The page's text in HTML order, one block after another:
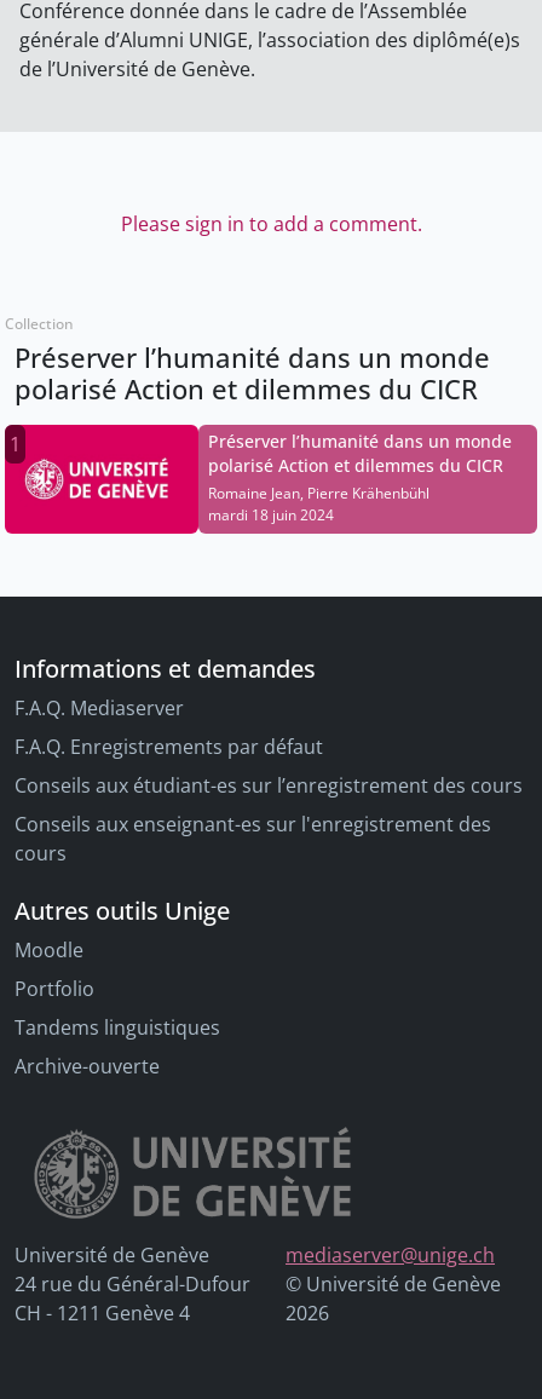
Conférence donnée dans le cadre de l’Assemblée
générale d’Alumni UNIGE, l’association des diplômé(e)s
de l’Université de Genève.
Please sign in to add a comment.
Collection
Préserver l’humanité dans un monde
polarisé Action et dilemmes du CICR
1
Préserver l’humanité dans un monde
polarisé Action et dilemmes du CICR
Romaine Jean, Pierre Krähenbühl
mardi 18 juin 2024
Informations et demandes
F.A.Q. Mediaserver
F.A.Q. Enregistrements par défaut
Conseils aux étudiant-es sur l’enregistrement des cours
Conseils aux enseignant-es sur l'enregistrement des
cours
Autres outils Unige
Moodle
Portfolio
Tandems linguistiques
Archive-ouverte
Université de Genève
24 rue du Général-Dufour
CH - 1211 Genève 4
mediaserver@unige.ch
© Université de Genève
2026